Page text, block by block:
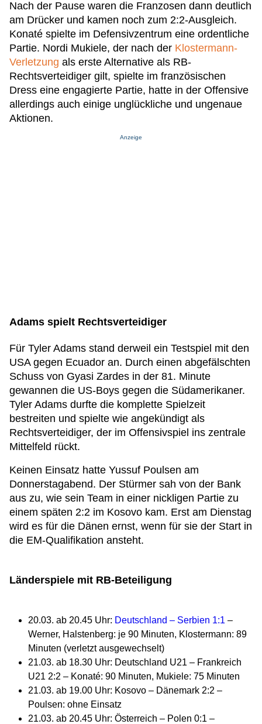
Nach der Pause waren die Franzosen dann deutlich
am Drücker und kamen noch zum 2:2-Ausgleich.
Konaté spielte im Defensivzentrum eine ordentliche
Partie. Nordi Mukiele, der nach der Klostermann-
Verletzung als erste Alternative als RB-
Rechtsverteidiger gilt, spielte im französischen
Dress eine engagierte Partie, hatte in der Offensive
allerdings auch einige unglückliche und ungenaue
Aktionen.
Anzeige
Adams spielt Rechtsverteidiger
Für Tyler Adams stand derweil ein Testspiel mit den
USA gegen Ecuador an. Durch einen abgefälschten
Schuss von Gyasi Zardes in der 81. Minute
gewannen die US-Boys gegen die Südamerikaner.
Tyler Adams durfte die komplette Spielzeit
bestreiten und spielte wie angekündigt als
Rechtsverteidiger, der im Offensivspiel ins zentrale
Mittelfeld rückt.
Keinen Einsatz hatte Yussuf Poulsen am
Donnerstagabend. Der Stürmer sah von der Bank
aus zu, wie sein Team in einer nickligen Partie zu
einem späten 2:2 im Kosovo kam. Erst am Dienstag
wird es für die Dänen ernst, wenn für sie der Start in
die EM-Qualifikation ansteht.
Länderspiele mit RB-Beteiligung
20.03. ab 20.45 Uhr: Deutschland – Serbien 1:1 –
Werner, Halstenberg: je 90 Minuten, Klostermann: 89
Minuten (verletzt ausgewechselt)
21.03. ab 18.30 Uhr: Deutschland U21 – Frankreich
U21 2:2 – Konaté: 90 Minuten, Mukiele: 75 Minuten
21.03. ab 19.00 Uhr: Kosovo – Dänemark 2:2 –
Poulsen: ohne Einsatz
21.03. ab 20.45 Uhr: Österreich – Polen 0:1 –